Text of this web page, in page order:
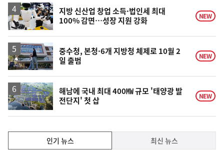
지방 신산업 창업 소득·법인세 최대
100% 감면…성장 지원 강화
NEW
중수청, 본청·6개 지방청 체제로 10월 2
일 출범
NEW
해남에 국내 최대 400㎿ 규모 '태양광 발
전단지' 첫 삽
NEW
인기 뉴스 최신 뉴스